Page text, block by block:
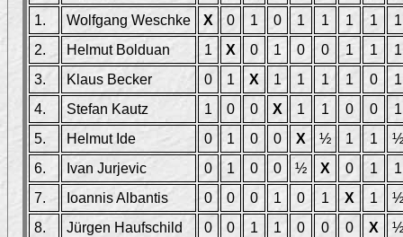
1.
Wolfgang Weschke X 0 1 0 1 1 1 1
1
2.
Helmut Bolduan 1 X 0 1 0 0 1 1
1
3.
Klaus Becker 0 1 X 1 1 1 1 0
1
4.
Stefan Kautz 1 0 0 X 1 1 0 0
1
5.
Helmut Ide 0 1 0 0 X ½ 1 1
½
6.
Ivan Jurjevic 0 1 0 0 ½ X 0 1
1
7.
Ioannis Albantis 0 0 0 1 0 1 X 1
½
8.
Jürgen Haufschild 0 0 1 1 0 0 0 X
½